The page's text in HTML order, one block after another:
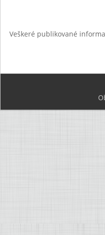
Veškeré publikované